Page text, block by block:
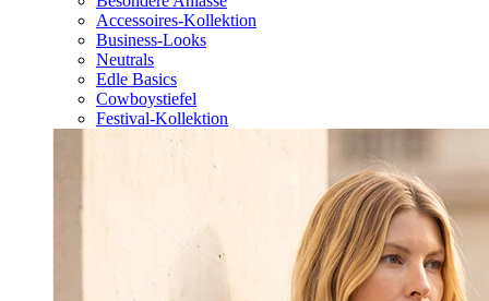
Accessoires-Kollektion
Business-Looks
Neutrals
Edle Basics
Cowboystiefel
Festival-Kollektion